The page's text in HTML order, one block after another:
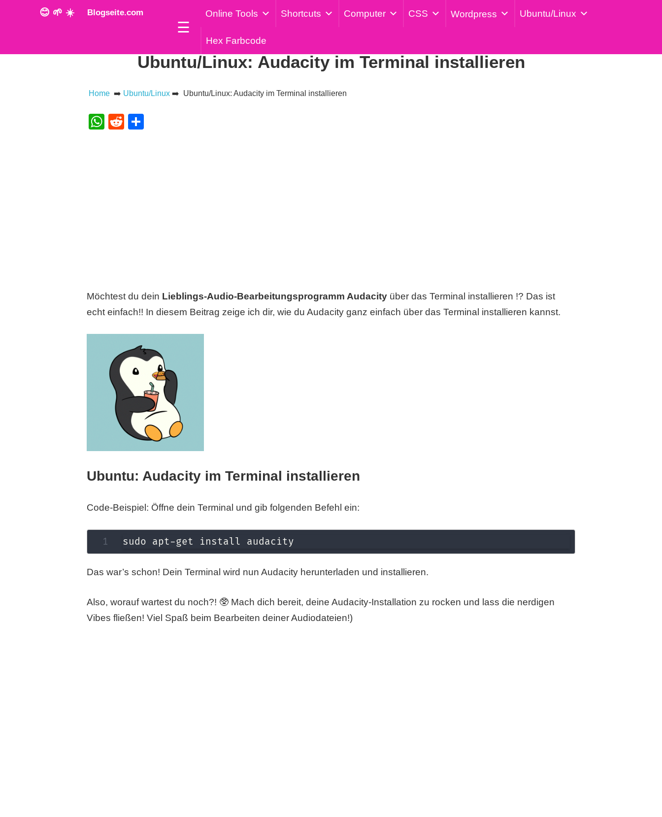
😊 🌱 ☀️ Blogseite.com
☰
Online Tools Shortcuts Computer CSS Wordpress Ubuntu/Linux
Hex Farbcode
Ubuntu/Linux: Audacity im Terminal installieren
Home ➡️ Ubuntu/Linux➡️ Ubuntu/Linux: Audacity im Terminal installieren
WhatsApp
Reddit
Möchtest du dein Lieblings-Audio-Bearbeitungsprogramm Audacityüber das Terminal installieren !? Das ist
echt einfach!! In diesem Beitrag zeige ich dir, wie du Audacity ganz einfach über das Terminal installieren kannst.
Ubuntu: Audacity im Terminal installieren
Code-Beispiel: Öffne dein Terminal und gib folgenden Befehl ein:
sudo apt-get install audacity
Das war’s schon! Dein Terminal wird nun Audacity herunterladen und installieren.
Also, worauf wartest du noch?! 🥸 Mach dich bereit, deine Audacity-Installation zu rocken und lass die nerdigen
Vibes fließen! Viel Spaß beim Bearbeiten deiner Audiodateien!)